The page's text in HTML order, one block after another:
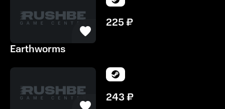
225₽
Earthworms
243₽